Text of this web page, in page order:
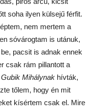
soha ilyen külsejű férfit.
nem mertem a
sóvárogtam is utánuk,
pacsit is adnak ennek
csak rám pillantott a
Gubik Mihálynak hívták,
tőlem, hogy én mit
kísértem csak el. Mire